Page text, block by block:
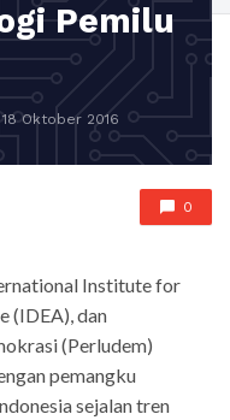
Pemilu
18 Oktober 2016
0
Institute for
(IDEA), dan
(Perludem)
pemangku
sejalan tren